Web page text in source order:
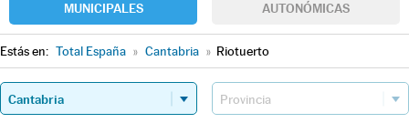
MUNICIPALES AUTONÓMICAS
Estás en: Total España » Cantabria » Riotuerto